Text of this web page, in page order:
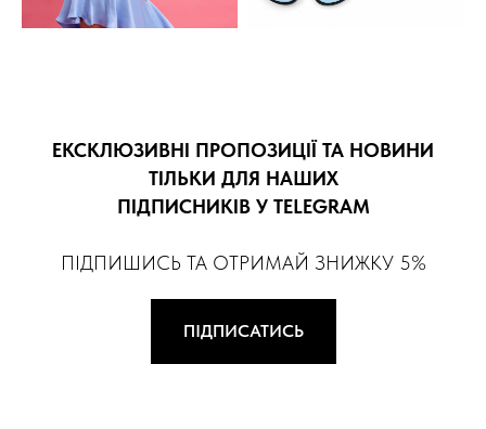
ЕКСКЛЮЗИВНІ ПРОПОЗИЦІЇ ТА НОВИНИ
ТІЛЬКИ ДЛЯ НАШИХ
ПІДПИСНИКІВ У TELEGRAM
ПІДПИШИСЬ ТА ОТРИМАЙ ЗНИЖКУ 5%
ПІДПИСАТИСЬ